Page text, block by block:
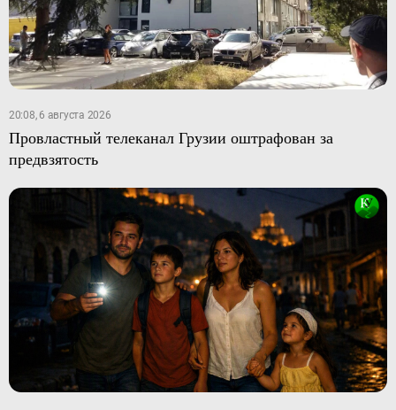
20:08, 6 августа 2026
Провластный телеканал Грузии оштрафован за
предвзятость